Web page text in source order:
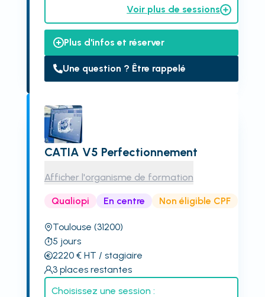
Voir plus de sessions
Plus d'infos et réserver
Une question ? Être rappelé
CATIA V5 Perfectionnement
Afficher l'organisme de formation
Qualiopi En centre Non éligible CPF
Toulouse (31200)
5 jours
2220€ HT / stagiaire
3 places restantes
Choisissez une session :